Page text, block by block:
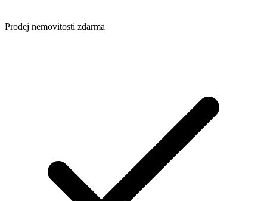
Prodej nemovitosti zdarma